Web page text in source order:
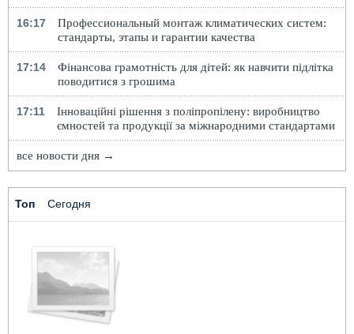
16:17
Профессиональный монтаж климатических систем:
стандарты, этапы и гарантии качества
17:14
Фінансова грамотність для дітей: як навчити підлітка
поводитися з грошима
17:11
Інноваційні рішення з поліпропілену: виробництво
ємностей та продукції за міжнародними стандартами
все новости дня →
Топ Сегодня